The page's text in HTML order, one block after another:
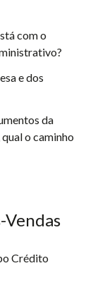
com o
e dos
da
o caminho
Vendas
Crédito